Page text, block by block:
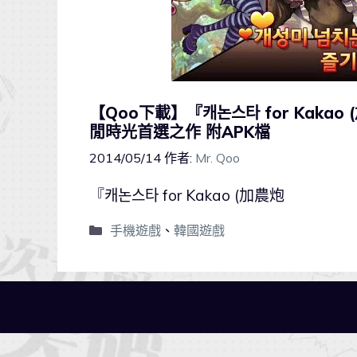
【Qoo下載】『캐논스타 for
閒時光首選之作 附APK檔
2014/05/14 作者: Mr. Qoo
『캐논스타 for Kakao (加農炮
手機遊戲、 韓國遊戲